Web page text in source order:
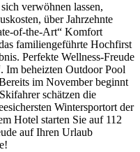
verwöhnen lassen,
über Jahrzehnte
of-the-Art“ Komfort
familiengeführte Hochfirst
Perfekte Wellness-Freude
Im beheizten Outdoor Pool
im November beginnt
schätzen die
Wintersportort der
Hotel starten Sie auf 112
auf Ihren Urlaub